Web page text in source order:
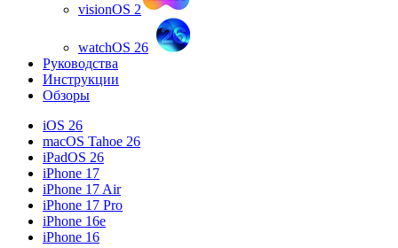
visionOS 2
watchOS 26
Руководства
Инструкции
Обзоры
iOS 26
macOS Tahoe 26
iPadOS 26
iPhone 17
iPhone 17 Air
iPhone 17 Pro
iPhone 16e
iPhone 16